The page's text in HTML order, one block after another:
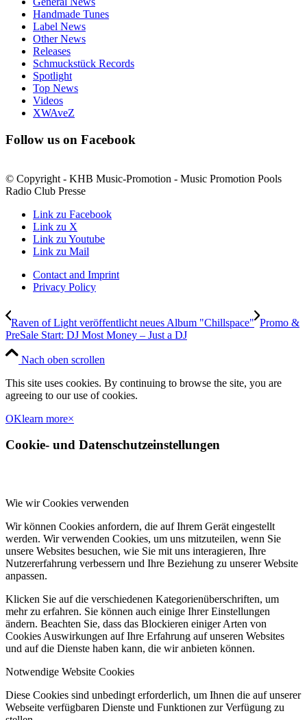
Handmade Tunes
Label News
Other News
Releases
Schmuckstück Records
Spotlight
Top News
Videos
XWAveZ
Follow us on Facebook
© Copyright - KHB Music-Promotion - Music Promotion Pools
Radio Club Presse
Link zu Facebook
Link zu X
Link zu Youtube
Link zu Mail
Contact and Imprint
Privacy Policy
Raven of Light veröffentlicht neues Album "Chillspace" Promo &
PreSale Start: DJ Most Money – Just a DJ
Nach oben scrollen
This site uses cookies. By continuing to browse the site, you are
agreeing to our use of cookies.
OKlearn more×
Cookie- und Datenschutzeinstellungen
Wie wir Cookies verwenden
Wir können Cookies anfordern, die auf Ihrem Gerät eingestellt
werden. Wir verwenden Cookies, um uns mitzuteilen, wenn Sie
unsere Websites besuchen, wie Sie mit uns interagieren, Ihre
Nutzererfahrung verbessern und Ihre Beziehung zu unserer Website
anpassen.
Klicken Sie auf die verschiedenen Kategorienüberschriften, um
mehr zu erfahren. Sie können auch einige Ihrer Einstellungen
ändern. Beachten Sie, dass das Blockieren einiger Arten von
Cookies Auswirkungen auf Ihre Erfahrung auf unseren Websites
und auf die Dienste haben kann, die wir anbieten können.
Notwendige Website Cookies
Diese Cookies sind unbedingt erforderlich, um Ihnen die auf unserer
Webseite verfügbaren Dienste und Funktionen zur Verfügung zu